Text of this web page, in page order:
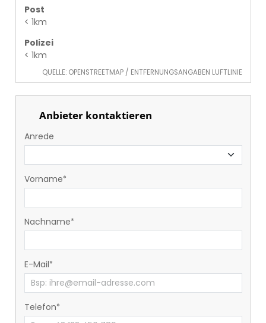
Post
< 1km
Polizei
< 1km
QUELLE: OPENSTREETMAP / ENTFERNUNGSANGABEN LUFTLINIE
Anbieter kontaktieren
Anrede
Vorname
Nachname
E-Mail
Telefon